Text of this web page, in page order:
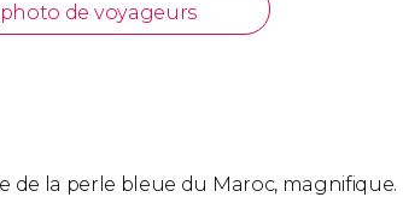
photo de voyageurs
de la perle bleue du Maroc,